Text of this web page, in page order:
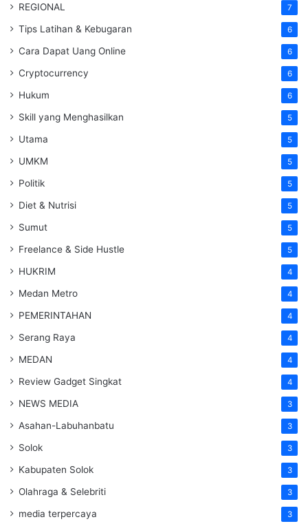
REGIONAL 7
Tips Latihan & Kebugaran 6
Cara Dapat Uang Online 6
Cryptocurrency 6
Hukum 6
Skill yang Menghasilkan 5
Utama 5
UMKM 5
Politik 5
Diet & Nutrisi 5
Sumut 5
Freelance & Side Hustle 5
HUKRIM 4
Medan Metro 4
PEMERINTAHAN 4
Serang Raya 4
MEDAN 4
Review Gadget Singkat 4
NEWS MEDIA 3
Asahan-Labuhanbatu 3
Solok 3
Kabupaten Solok 3
Olahraga & Selebriti 3
media terpercaya 3